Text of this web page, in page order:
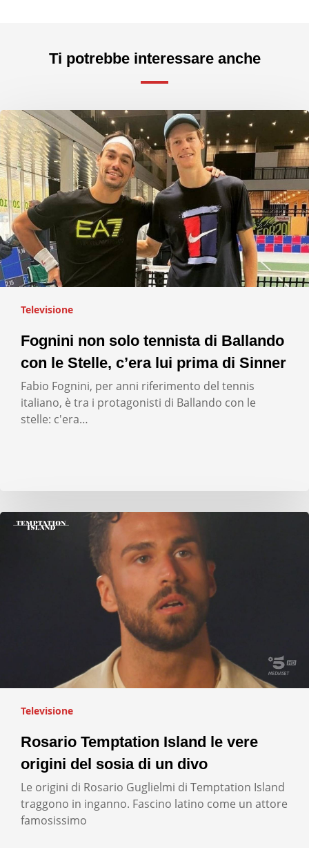
Ti potrebbe interessare anche
Televisione
Fognini non solo tennista di Ballando
con le Stelle, c’era lui prima di Sinner
Fabio Fognini, per anni riferimento del tennis
italiano, è tra i protagonisti di Ballando con le
stelle: c'era…
Televisione
Rosario Temptation Island le vere
origini del sosia di un divo
Le origini di Rosario Guglielmi di Temptation Island
traggono in inganno. Fascino latino come un attore
famosissimo